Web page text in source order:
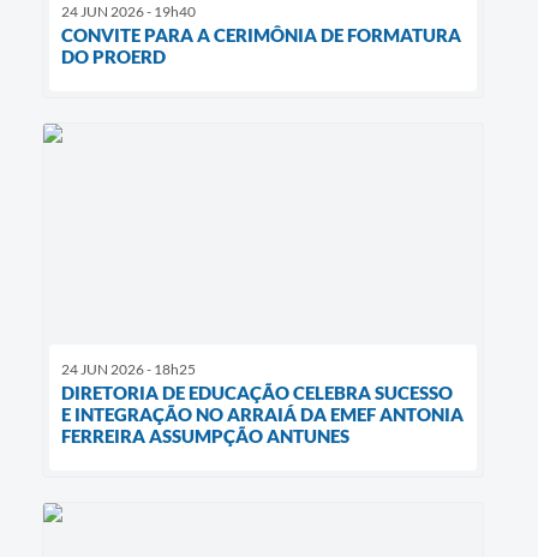
24 JUN 2026 - 19h40
CONVITE PARA A CERIMÔNIA DE FORMATURA
DO PROERD
24 JUN 2026 - 18h25
DIRETORIA DE EDUCAÇÃO CELEBRA SUCESSO
E INTEGRAÇÃO NO ARRAIÁ DA EMEF ANTONIA
FERREIRA ASSUMPÇÃO ANTUNES